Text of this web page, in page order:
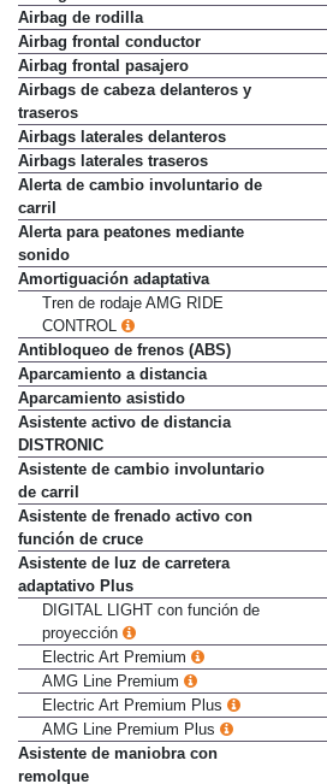
Airbag central delantero
Airbag de rodilla
Airbag frontal conductor
Airbag frontal pasajero
Airbags de cabeza delanteros y
traseros
Airbags laterales delanteros
Airbags laterales traseros
Alerta de cambio involuntario de
carril
Alerta para peatones mediante
sonido
Amortiguación adaptativa
Tren de rodaje AMG RIDE
CONTROL
Antibloqueo de frenos (ABS)
Aparcamiento a distancia
Aparcamiento asistido
Asistente activo de distancia
DISTRONIC
Asistente de cambio involuntario
de carril
Asistente de frenado activo con
función de cruce
Asistente de luz de carretera
adaptativo Plus
DIGITAL LIGHT con función de
proyección
Electric Art Premium
AMG Line Premium
Electric Art Premium Plus
AMG Line Premium Plus
Asistente de maniobra con